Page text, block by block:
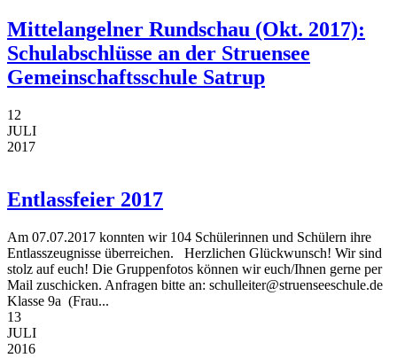
Mittelangelner Rundschau (Okt. 2017):
Schulabschlüsse an der Struensee
Gemeinschaftsschule Satrup
12
JULI
2017
Entlassfeier 2017
Am 07.07.2017 konnten wir 104 Schülerinnen und Schülern ihre
Entlasszeugnisse überreichen. Herzlichen Glückwunsch! Wir sind
stolz auf euch! Die Gruppenfotos können wir euch/Ihnen gerne per
Mail zuschicken. Anfragen bitte an: schulleiter@struenseeschule.de
Klasse 9a (Frau...
13
JULI
2016